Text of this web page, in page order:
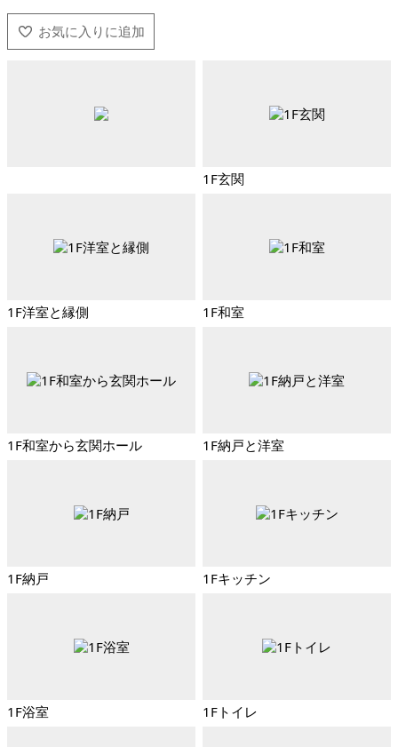
1F玄関
1F洋室と縁側 1F和室
1F和室から玄関ホール 1F納戸と洋室
1F納戸 1Fキッチン
1F浴室 1Fトイレ